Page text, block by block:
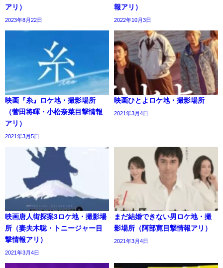
アリ）
2023年8月22日
報アリ）
2022年10月3日
映画『糸』ロケ地・撮影場所
（菅田将暉・小松奈菜目撃情報
アリ）
2021年3月5日
映画ひとよロケ地・撮影場所
2021年3月4日
映画唐人街探案3ロケ地・撮影場
所（妻夫木聡・トニージャー目
撃情報アリ）
2021年3月4日
まだ結婚できない男ロケ地・撮
影場所（阿部寛目撃情報アリ）
2021年3月4日